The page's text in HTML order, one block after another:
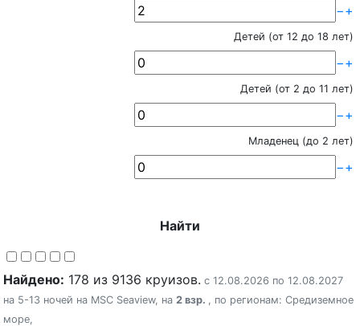
−+
Детей (от 12 до 18 лет)
−+
Детей (от 2 до 11 лет)
−+
Младенец (до 2 лет)
−+
Найти
Найдено: 178 из 9136 круизов. с 12.08.2026 по 12.08.2027
на 5-13 ночей на MSC Seaview, на 2 взр. , по регионам: Средиземное
море,